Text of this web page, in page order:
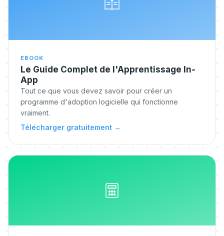
EBOOK
Le Guide Complet de l'Apprentissage In-
App
Tout ce que vous devez savoir pour créer un
programme d'adoption logicielle qui fonctionne
vraiment.
Télécharger gratuitement →